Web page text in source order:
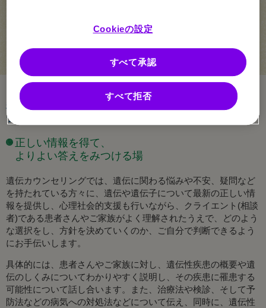
「ゴーシェ病」、「ファブリー病」、「ポンペ病」、「ムコ多
糖症」、「酸性スフィンゴミエリナーゼ欠損症（ASMD）」は
ライソゾーム病に含まれます。
正しい情報を得て、
よりよい答えをみつける場
遺伝カウンセリングでは、遺伝に関わる悩みや不安、疑問など
を持たれている方々に、遺伝や遺伝子について最新の正しい情
報を提供し、心理社会的支援も行いながら、クライエント(相談
者)である患者さんやご家族がよく理解されたうえで、どのよう
な選択をし、方針を決めていくのか、ご自分で判断できるよう
にお手伝いします。
具体的には、患者さんやご家族に対し、遺伝性疾患の概要や遺
伝のしくみについてわかりやすく説明し、その疾患に罹患する
可能性について話し合います。また、治療法や検診、そして予
防法などの病気への対処法などについて伝え、同時に、遺伝性
Cookieの設定
すべて拒否
すべて承認